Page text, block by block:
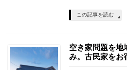
この記事を読む
空き家問題を地
み。古民家をお